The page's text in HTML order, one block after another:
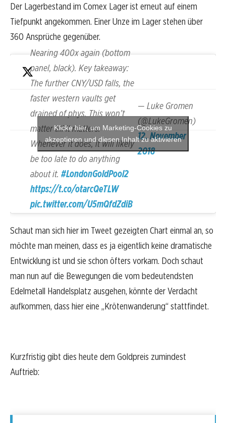
Der Lagerbestand im Comex Lager ist erneut auf einem
Tiefpunkt angekommen. Einer Unze im Lager stehen über
360 Ansprüche gegenüber.
Nearing 400x again (bottom
panel, black). Key takeaway:
The further CNY/USD falls, the
faster western vaults get
drained of phys. This won’t
matter till it matters.
Whenever it does, it will likely
be too late to do anything
about it. #LondonGoldPool2
https://t.co/otarcQeTLW
pic.twitter.com/U5mQfdZdiB
— Luke Gromen
(@LukeGromen)
12. November
2018
Klicke hier, um Marketing-Cookies zu
akzeptieren und diesen Inhalt zu aktivieren
Schaut man sich hier im Tweet gezeigten Chart einmal an, so
möchte man meinen, dass es ja eigentlich keine dramatische
Entwicklung ist und sie schon öfters vorkam. Doch schaut
man nun auf die Bewegungen die vom bedeutendsten
Edelmetall Handelsplatz ausgehen, könnte der Verdacht
aufkommen, dass hier eine „Krötenwanderung“ stattfindet.
Kurzfristig gibt dies heute dem Goldpreis zumindest
Auftrieb: